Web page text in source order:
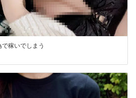
で稼いでしまう